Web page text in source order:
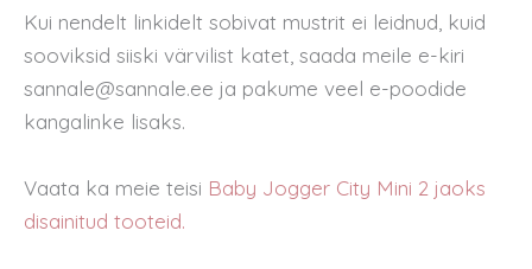
Kui nendelt linkidelt sobivat mustrit ei leidnud, kuid
sooviksid siiski värvilist katet, saada meile e-kiri
sannale@sannale.ee ja pakume veel e-poodide
kangalinke lisaks.
Vaata ka meie teisi Baby Jogger City Mini 2 jaoks
disainitud tooteid.